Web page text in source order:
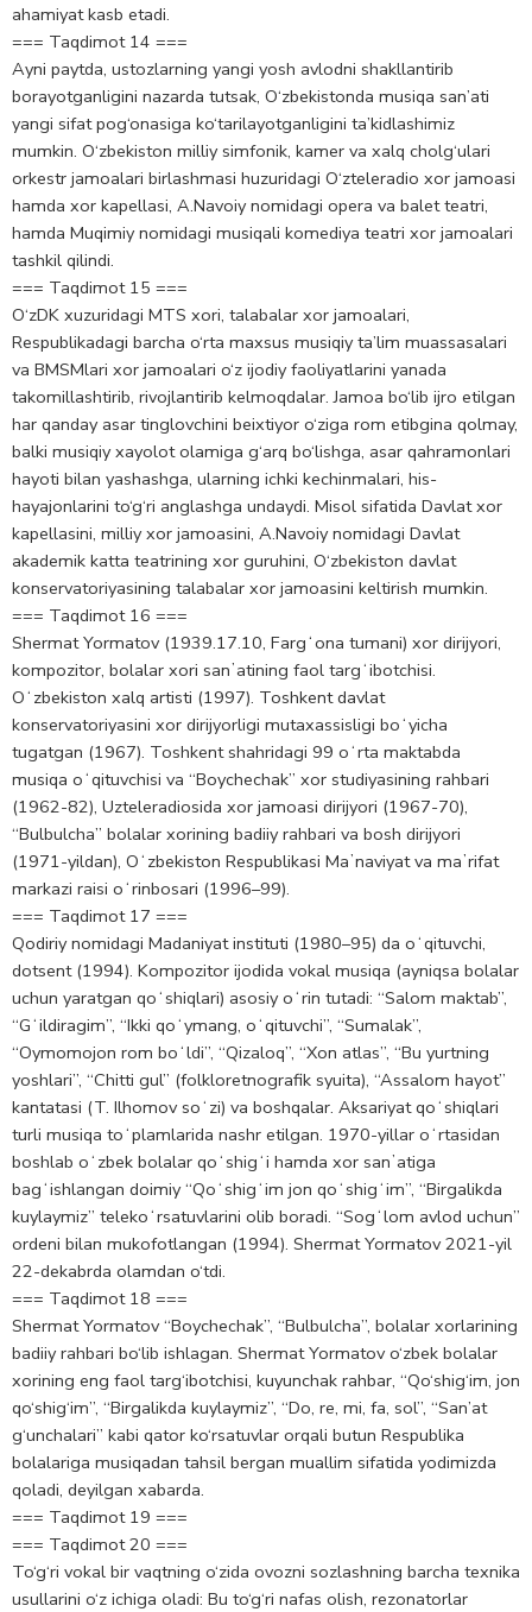
ahamiyat kasb etadi.
=== Taqdimot 14 ===
Ayni paytda, ustozlarning yangi yosh avlodni shakllantirib
borayotganligini nazarda tutsak, O‘zbekistonda musiqa san’ati
yangi sifat pog‘onasiga ko‘tarilayotganligini ta’kidlashimiz
mumkin. O‘zbekiston milliy simfonik, kamer va xalq cholg‘ulari
orkestr jamoalari birlashmasi huzuridagi O‘zteleradio xor jamoasi
hamda xor kapellasi, A.Navoiy nomidagi opera va balet teatri,
hamda Muqimiy nomidagi musiqali komediya teatri xor jamoalari
tashkil qilindi.
=== Taqdimot 15 ===
O‘zDK xuzuridagi MTS xori, talabalar xor jamoalari,
Respublikadagi barcha o‘rta maxsus musiqiy ta’lim muassasalari
va BMSMlari xor jamoalari o‘z ijodiy faoliyatlarini yanada
takomillashtirib, rivojlantirib kelmoqdalar. Jamoa bo‘lib ijro etilgan
har qanday asar tinglovchini beixtiyor o‘ziga rom etibgina qolmay,
balki musiqiy xayolot olamiga g‘arq bo‘lishga, asar qahramonlari
hayoti bilan yashashga, ularning ichki kechinmalari, his-
hayajonlarini to‘g‘ri anglashga undaydi. Misol sifatida Davlat xor
kapellasini, milliy xor jamoasini, A.Navoiy nomidagi Davlat
akademik katta teatrining xor guruhini, O‘zbekiston davlat
konservatoriyasining talabalar xor jamoasini keltirish mumkin.
=== Taqdimot 16 ===
Shermat Yormatov (1939.17.10, Fargʻona tumani) xor dirijyori,
kompozitor, bolalar xori sanʼatining faol targʻibotchisi.
Oʻzbekiston xalq artisti (1997). Toshkent davlat
konservatoriyasini xor dirijyorligi mutaxassisligi boʻyicha
tugatgan (1967). Toshkent shahridagi 99 oʻrta maktabda
musiqa oʻqituvchisi va “Boychechak” xor studiyasining rahbari
(1962-82), Uzteleradiosida xor jamoasi dirijyori (1967-70),
“Bulbulcha” bolalar xorining badiiy rahbari va bosh dirijyori
(1971-yildan), Oʻzbekiston Respublikasi Maʼnaviyat va maʼrifat
markazi raisi oʻrinbosari (1996–99).
=== Taqdimot 17 ===
Qodiriy nomidagi Madaniyat instituti (1980–95) da oʻqituvchi,
dotsent (1994). Kompozitor ijodida vokal musiqa (ayniqsa bolalar
uchun yaratgan qoʻshiqlari) asosiy oʻrin tutadi: “Salom maktab”,
“Gʻildiragim”, “Ikki qoʻymang, oʻqituvchi”, “Sumalak”,
“Oymomojon rom boʻldi”, “Qizaloq”, “Xon atlas”, “Bu yurtning
yoshlari”, “Chitti gul” (folkloretnografik syuita), “Assalom hayot”
kantatasi (T. Ilhomov soʻzi) va boshqalar. Aksariyat qoʻshiqlari
turli musiqa toʻplamlarida nashr etilgan. 1970-yillar oʻrtasidan
boshlab oʻzbek bolalar qoʻshigʻi hamda xor sanʼatiga
bagʻishlangan doimiy “Qoʻshigʻim jon qoʻshigʻim”, “Birgalikda
kuylaymiz” telekoʻrsatuvlarini olib boradi. “Sogʻlom avlod uchun”
ordeni bilan mukofotlangan (1994). Shermat Yormatov 2021-yil
22-dekabrda olamdan o‘tdi.
=== Taqdimot 18 ===
Shermat Yormatov “Boychechak”, “Bulbulcha”, bolalar xorlarining
badiiy rahbari bo‘lib ishlagan. Shermat Yormatov o‘zbek bolalar
xorining eng faol targ‘ibotchisi, kuyunchak rahbar, “Qo‘shig‘im, jon
qo‘shig‘im”, “Birgalikda kuylaymiz”, “Do, re, mi, fa, sol”, “San’at
g‘unchalari” kabi qator ko‘rsatuvlar orqali butun Respublika
bolalariga musiqadan tahsil bergan muallim sifatida yodimizda
qoladi, deyilgan xabarda.
=== Taqdimot 19 ===
=== Taqdimot 20 ===
To‘g‘ri vokal bir vaqtning o‘zida ovozni sozlashning barcha texnika
usullarini o‘z ichiga oladi: Bu to‘g‘ri nafas olish, rezonatorlar